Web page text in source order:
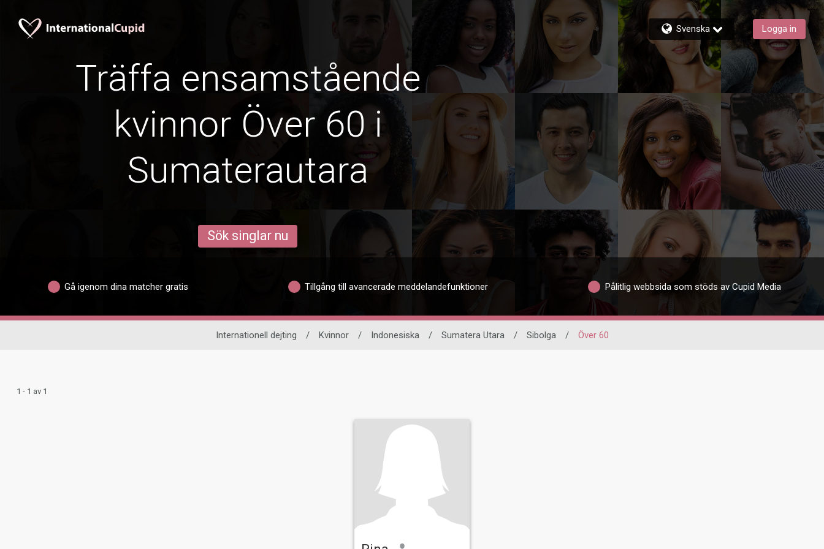
Svenska Logga in
Träffa ensamstående
kvinnor Över 60 i
Sumaterautara
Sök singlar nu
Gå igenom dina matcher gratis Tillgång till avancerade meddelandefunktioner Pålitlig webbsida som stöds av Cupid Media
Internationell dejting / Kvinnor / Indonesiska / Sumatera Utara / Sibolga / Över 60
1 - 1 av 1